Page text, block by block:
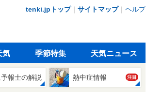
tenki.jpトップ｜ サイトマップ｜ ヘルプ
気 季節特集 天気ニュース
報士の解説 熱中症情報 注目